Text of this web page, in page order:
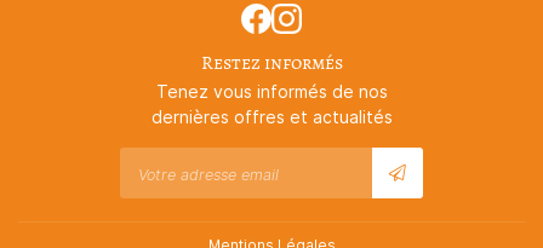
Restez informés
Tenez vous informés de nos
dernières offres et actualités